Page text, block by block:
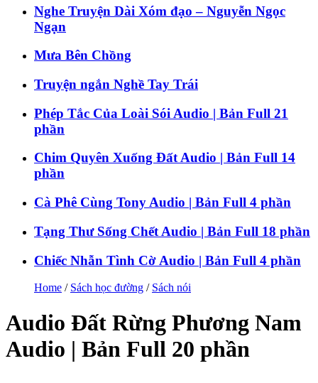
Nghe Truyện Dài Xóm đạo – Nguyễn Ngọc
Ngạn
Mưa Bên Chồng
Truyện ngắn Nghề Tay Trái
Phép Tắc Của Loài Sói Audio | Bản Full 21
phần
Chim Quyên Xuống Đất Audio | Bản Full 14
phần
Cà Phê Cùng Tony Audio | Bản Full 4 phần
Tạng Thư Sống Chết Audio | Bản Full 18 phần
Chiếc Nhẫn Tình Cờ Audio | Bản Full 4 phần
Home / Sách học đường / Sách nói
Audio Đất Rừng Phương Nam
Audio | Bản Full 20 phần